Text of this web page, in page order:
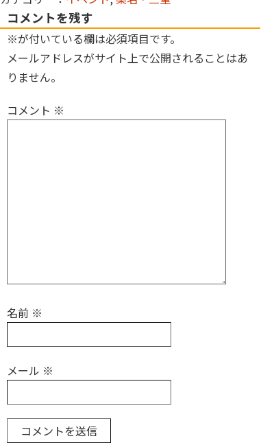
コメントを残す
※が付いている欄は必須項目です。
メールアドレスがサイト上で公開されることはあ
りません。
コメント ※
名前 ※
メール ※